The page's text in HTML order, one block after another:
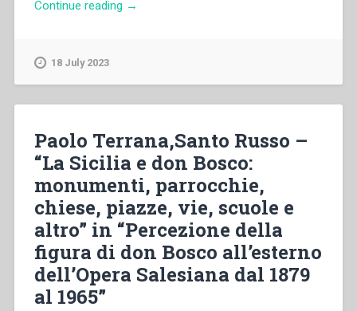
Continue reading “Iván
la
devoción
y
repercusiones
sociales
del
proceso
de
santidad
→
18 July 2023
Paolo Terrana,Santo Russo –
“La Sicilia e don Bosco:
monumenti, parrocchie,
chiese, piazze, vie, scuole e
altro” in “Percezione della
figura di don Bosco all’esterno
dell’Opera Salesiana dal 1879
al 1965”